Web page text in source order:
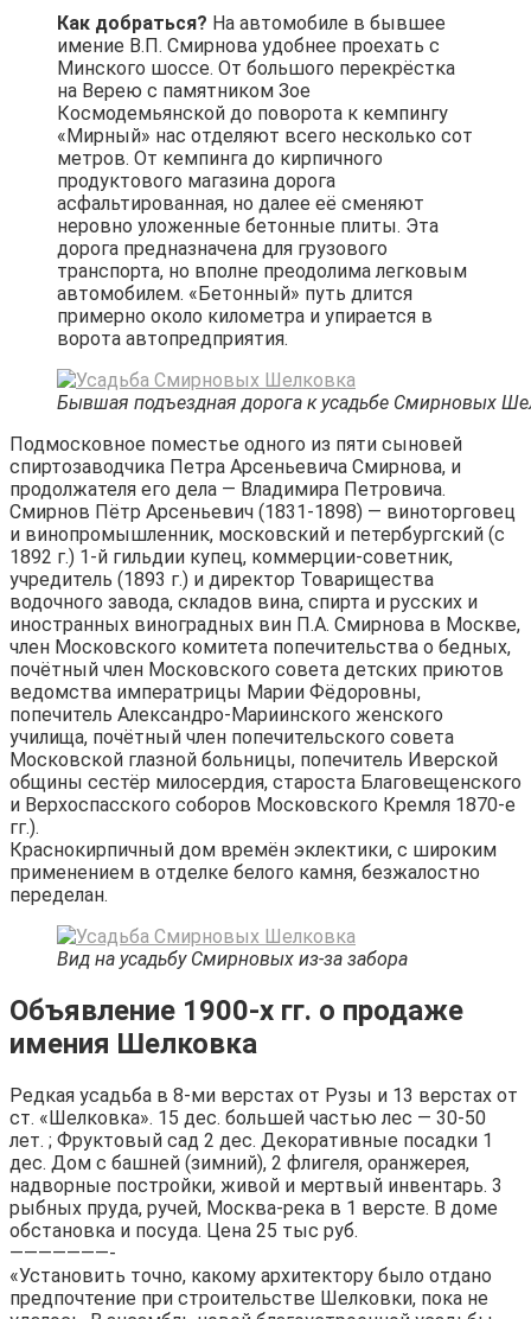
Как добраться? На автомобиле в бывшее
имение В.П. Смирнова удобнее проехать с
Минского шоссе. От большого перекрёстка
на Верею с памятником Зое
Космодемьянской до поворота к кемпингу
«Мирный» нас отделяют всего несколько сот
метров. От кемпинга до кирпичного
продуктового магазина дорога
асфальтированная, но далее её сменяют
неровно уложенные бетонные плиты. Эта
дорога предназначена для грузового
транспорта, но вполне преодолима легковым
автомобилем. «Бетонный» путь длится
примерно около километра и упирается в
ворота автопредприятия.
Бывшая подъездная дорога к усадьбе Смирновых
Подмосковное поместье одного из пяти сыновей
спиртозаводчика Петра Арсеньевича Смирнова, и
продолжателя его дела — Владимира Петровича.
Смирнов Пётр Арсеньевич (1831-1898) — виноторговец
и винопромышленник, московский и петербургский (с
1892 г.) 1-й гильдии купец, коммерции-советник,
учредитель (1893 г.) и директор Товарищества
водочного завода, складов вина, спирта и русских и
иностранных виноградных вин П.А. Смирнова в Москве,
член Московского комитета попечительства о бедных,
почётный член Московского совета детских приютов
ведомства императрицы Марии Фёдоровны,
попечитель Александро-Мариинского женского
училища, почётный член попечительского совета
Московской глазной больницы, попечитель Иверской
общины сестёр милосердия, староста Благовещенского
и Верхоспасского соборов Московского Кремля 1870-е
гг.).
Краснокирпичный дом времён эклектики, с широким
применением в отделке белого камня, безжалостно
переделан.
Вид на усадьбу Смирновых из-за забора
Объявление 1900-х гг. о продаже
имения Шелковка
Редкая усадьба в 8-ми верстах от Рузы и 13 верстах от
ст. «Шелковка». 15 дес. большей частью лес — 30-50
лет. ; Фруктовый сад 2 дес. Декоративные посадки 1
дес. Дом с башней (зимний), 2 флигеля, оранжерея,
надворные постройки, живой и мертвый инвентарь. 3
рыбных пруда, ручей, Москва-река в 1 версте. В доме
обстановка и посуда. Цена 25 тыс руб.
———————-
«Установить точно, какому архитектору было отдано
предпочтение при строительстве Шелковки, пока не